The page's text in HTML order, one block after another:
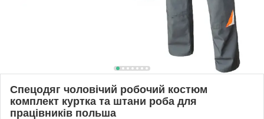
Спецодяг чоловічий робочий костюм
комплект куртка та штани роба для
працівників польша